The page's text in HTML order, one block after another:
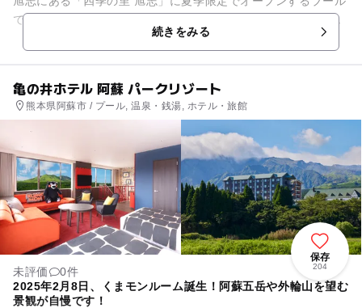
です。大きな窓があり、明るい雰囲気のプールは屋内なので雨
続きをみる
亀の井ホテル 阿蘇 パークリゾート
熊本県阿蘇市 / プール, 温泉・銭湯, ホテル・旅館
保存
204
未評価
0件
2025年2月8日、くまモンルーム誕生！阿蘇五岳や外輪山を望む
景観が自慢です！